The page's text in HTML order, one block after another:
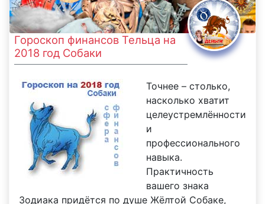
Гороскоп финансов Тельца на
2018 год Собаки
Точнее – столько,
насколько хватит
целеустремлённости
и
профессионального
навыка.
Практичность
вашего знака
Зодиака придётся по душе Жёлтой Собаке,